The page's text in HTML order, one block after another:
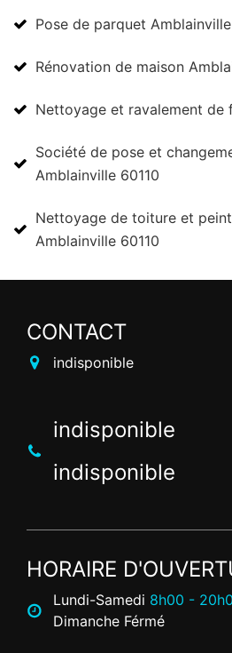
Pose de parquet Amblainville
Rénovation de maison
Nettoyage et ravalement de
Société de pose et
Amblainville 60110
Nettoyage de toiture et
Amblainville 60110
CONTACT
indisponible
indisponible
indisponible
HORAIRE
Lundi-Samedi 8h00 -
Dimanche Férmé